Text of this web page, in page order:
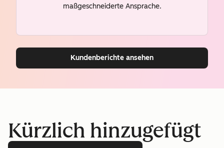
maßgeschneiderte Ansprache.
Kundenberichte ansehen
Kürzlich hinzugefügt